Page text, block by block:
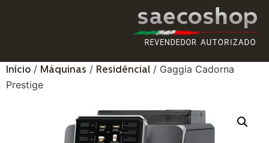
Início / Máquinas / Residêncial / Gaggia Cadorna
Prestige